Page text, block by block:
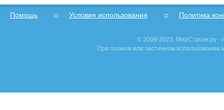
Помощь Условия использования Политика
© 2009-2023, МирСтроек.ру -
При полном или частичном использовании